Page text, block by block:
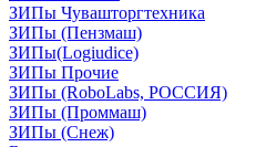
ЗИПы Чувашторгтехника
ЗИПы (Пензмаш)
ЗИПы(Logiudice)
ЗИПы Прочие
ЗИПы (RoboLabs, РОССИЯ)
ЗИПы (Проммаш)
ЗИПы (Снеж)